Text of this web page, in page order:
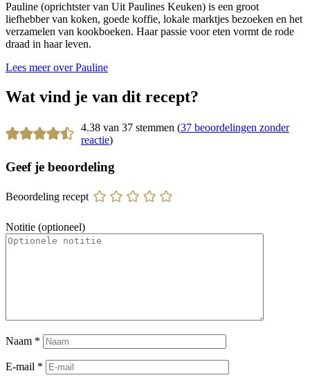
Pauline (oprichtster van Uit Paulines Keuken) is een groot
liefhebber van koken, goede koffie, lokale marktjes bezoeken en het
verzamelen van kookboeken. Haar passie voor eten vormt de rode
draad in haar leven.
Lees meer over Pauline
Wat vind je van dit recept?
4.38 van 37 stemmen (37 beoordelingen zonder
reactie)
Geef je beoordeling
Beoordeling recept
Notitie (optioneel)
Naam *
E-mail *